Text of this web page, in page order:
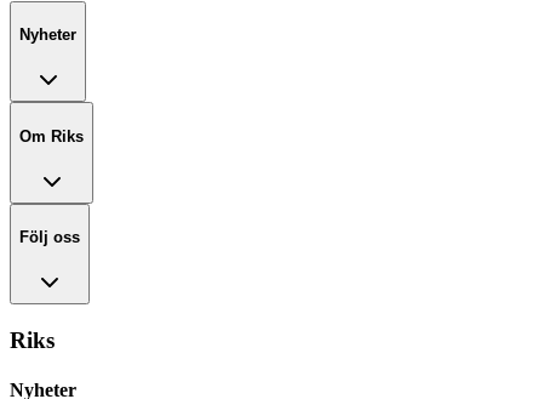
Nyheter
Om Riks
Följ oss
Riks
Nyheter